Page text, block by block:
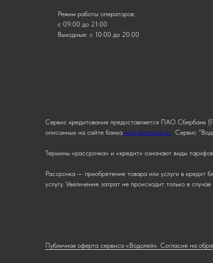
Режим работы операторов:
с 09:00 до 21:00
Выходные: с 10:00 до 20:00
Сервис кредитования предоставляется ПАО Сбербанк
описанных на сайте банка www.sberbank.ru. Сервис
Термины «рассрочка» и «кредит» означают виды
Рассрочка — приобретение товара или услуги в кредит
услугу. Увеличение затрат не происходит только в
Публичная оферта сервиса «Водолей». Согласие на